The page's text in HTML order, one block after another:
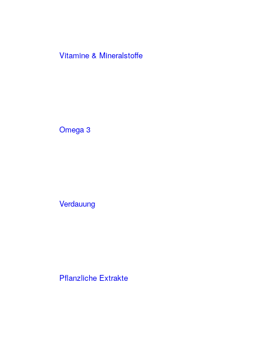
Vitamine & Mineralstoffe
Omega 3
Verdauung
Pflanzliche Extrakte